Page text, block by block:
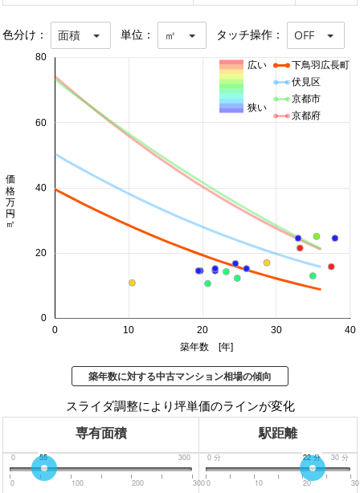
色分け： 面積 単位： ㎡ タッチ操作： OFF
0 10 20 30 40
0
20
40
60
80
築年数 [年]
価格 万円/㎡
下鳥羽広長町
伏見区
京都市
京都府
広い
狭い
築年数に対する中古マンション相場の傾向
スライダ調整により坪単価のラインが変化
専有面積 駅距離
0 300
55
0 100 200 300
0 分 30 分
22分
0 10 20 30